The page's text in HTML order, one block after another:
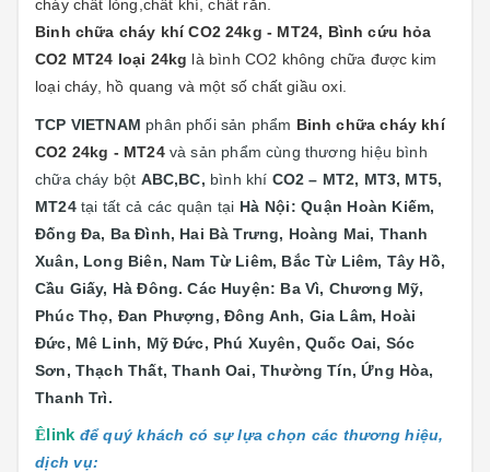
cháy chất lỏng,chất khí, chất rắn.
Binh chữa cháy khí CO2 24kg - MT24, Bình cứu hỏa
CO2 MT24 loại 24kg là bình CO2 không chữa được kim
loại cháy, hồ quang và một số chất giầu oxi.
TCP VIETNAM phân phối sản phẩm Binh chữa cháy khí
CO2 24kg - MT24 và sản phẩm cùng thương hiệu bình
chữa cháy bột ABC,BC, bình khí CO2 – MT2, MT3, MT5,
MT24tại tất cả các quận tại Hà Nội: Quận Hoàn Kiếm,
Đống Đa, Ba Đình, Hai Bà Trưng, Hoàng Mai, Thanh
Xuân, Long Biên, Nam Từ Liêm, Bắc Từ Liêm, Tây Hồ,
Cầu Giấy, Hà Đông. Các Huyện: Ba Vì, Chương Mỹ,
Phúc Thọ, Đan Phượng, Đông Anh, Gia Lâm, Hoài
Đức, Mê Linh, Mỹ Đức, Phú Xuyên, Quốc Oai, Sóc
Sơn, Thạch Thất, Thanh Oai, Thường Tín, Ứng Hòa,
Thanh Trì.
Ê link để quý khách có sự lựa chọn các thương hiệu,
dịch vụ: